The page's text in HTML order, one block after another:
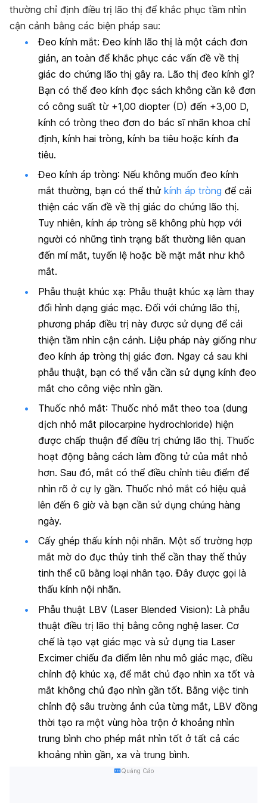
thường chỉ định điều trị lão thị để khắc phục tầm nhìn
cận cảnh bằng các biện pháp sau:
Đeo kính mắt: Đeo kính lão thị là một cách đơn
giản, an toàn để khắc phục các vấn đề về thị
giác do chứng lão thị gây ra. Lão thị đeo kính gì?
Bạn có thể đeo kính đọc sách không cần kê đơn
có công suất từ ​​+1,00 diopter (D) đến +3,00 D,
kính có tròng theo đơn do bác sĩ nhãn khoa chỉ
định, kính hai tròng, kính ba tiêu hoặc kính đa
tiêu.
Đeo kính áp tròng: Nếu không muốn đeo kính
mắt thường, bạn có thể thử kính áp tròng để cải
thiện các vấn đề về thị giác do chứng lão thị.
Tuy nhiên, kính áp tròng sẽ không phù hợp với
người có những tình trạng bất thường liên quan
đến mí mắt, tuyến lệ hoặc bề mặt mắt như khô
mắt.
Phẫu thuật khúc xạ: Phẫu thuật khúc xạ làm thay
đổi hình dạng giác mạc. Đối với chứng lão thị,
phương pháp điều trị này được sử dụng để cải
thiện tầm nhìn cận cảnh. Liệu pháp này giống như
đeo kính áp tròng thị giác đơn. Ngay cả sau khi
phẫu thuật, bạn có thể vẫn cần sử dụng kính đeo
mắt cho công việc nhìn gần.
Thuốc nhỏ mắt: Thuốc nhỏ mắt theo toa (dung
dịch nhỏ mắt pilocarpine hydrochloride) hiện
được chấp thuận để điều trị chứng lão thị. Thuốc
hoạt động bằng cách làm đồng tử của mắt nhỏ
hơn. Sau đó, mắt có thể điều chỉnh tiêu điểm để
nhìn rõ ở cự ly gần. Thuốc nhỏ mắt có hiệu quả
lên đến 6 giờ và bạn cần sử dụng chúng hàng
ngày.
Cấy ghép thấu kính nội nhãn. Một số trường hợp
mắt mờ do đục thủy tinh thể cần thay thế thủy
tinh thể cũ bằng loại nhân tạo. Đây được gọi là
thấu kính nội nhãn.
Phẫu thuật LBV (Laser Blended Vision): Là phẫu
thuật điều trị lão thị bằng công nghệ laser. Cơ
chế là tạo vạt giác mạc và sử dụng tia Laser
Excimer chiếu đa điểm lên nhu mô giác mạc, điều
chỉnh độ khúc xạ, để mắt chủ đạo nhìn xa tốt và
mắt không chủ đạo nhìn gần tốt. Bằng việc tinh
chỉnh độ sâu trường ảnh của từng mắt, LBV đồng
thời tạo ra một vùng hòa trộn ở khoảng nhìn
trung bình cho phép mắt nhìn tốt ở tất cả các
khoảng nhìn gần, xa và trung bình.
Quảng Cáo